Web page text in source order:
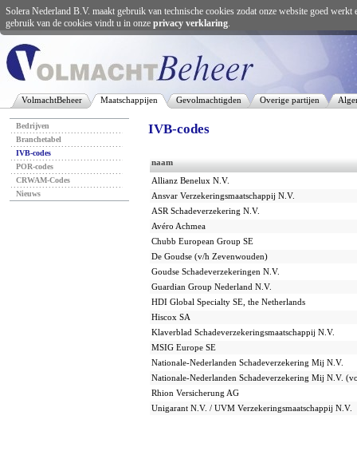
VolmachtBeheer Maatschappijen Gevolmachtigden Overige partijen
Bedrijven
Branchetabel
IVB-codes
POR-codes
CRWAM-Codes
Nieuws
IVB-codes
naam
Allianz Benelux N.V.
Ansvar Verzekeringsmaatschappij N.V.
ASR Schadeverzekering N.V.
Avéro Achmea
Chubb European Group SE
De Goudse (v/h Zevenwouden)
Goudse Schadeverzekeringen N.V.
Guardian Group Nederland N.V.
HDI Global Specialty SE, the Netherlands
Hiscox SA
Klaverblad Schadeverzekeringsmaatschappij N.V.
MSIG Europe SE
Nationale-Nederlanden Schadeverzekering Mij N.V.
Nationale-Nederlanden Schadeverzekering Mij N.V.
Rhion Versicherung AG
Unigarant N.V. / UVM Verzekeringsmaatschappij N.V.
Solera Nederland B.V. maakt gebruik van technische cookies zodat onze website goed
gebruik van de cookies vindt u in onze privacy verklaring.